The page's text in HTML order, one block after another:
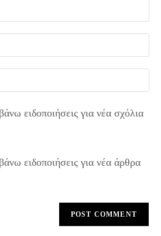
ειδοποιήσεις για νέα σχόλια
ειδοποιήσεις για νέα άρθρα